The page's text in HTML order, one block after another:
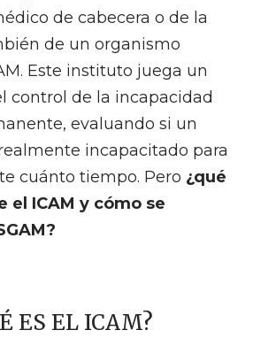
de cabecera o de la
de un organismo
Este instituto juega un
control de la incapacidad
evaluando si un
incapacitado para
cuánto tiempo. Pero ¿qué
el ICAM y cómo se
ES EL ICAM?